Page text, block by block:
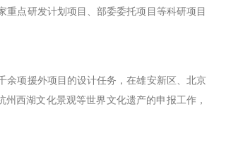
点研发计划项目、部委委托项目等科研项目
余项援外项目的设计任务，在雄安新区、北京
西湖文化景观等世界文化遗产的申报工作，